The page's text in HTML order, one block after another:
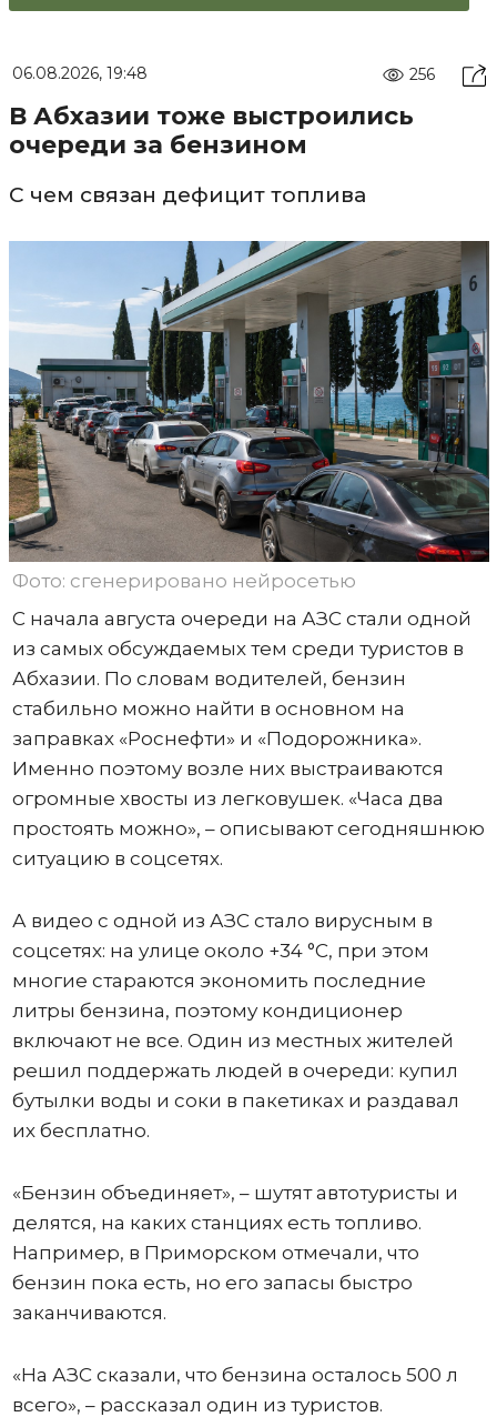
06.08.2026, 19:48 256
В Абхазии тоже выстроились
очереди за бензином
С чем связан дефицит топлива
Фото: сгенерировано нейросетью
С начала августа очереди на АЗС стали одной
из самых обсуждаемых тем среди туристов в
Абхазии. По словам водителей, бензин
стабильно можно найти в основном на
заправках «Роснефти» и «Подорожника».
Именно поэтому возле них выстраиваются
огромные хвосты из легковушек. «Часа два
простоять можно», – описывают сегодняшнюю
ситуацию в соцсетях.
А видео с одной из АЗС стало вирусным в
соцсетях: на улице около +34 °C, при этом
многие стараются экономить последние
литры бензина, поэтому кондиционер
включают не все. Один из местных жителей
решил поддержать людей в очереди: купил
бутылки воды и соки в пакетиках и раздавал
их бесплатно.
«Бензин объединяет», – шутят автотуристы и
делятся, на каких станциях есть топливо.
Например, в Приморском отмечали, что
бензин пока есть, но его запасы быстро
заканчиваются.
«На АЗС сказали, что бензина осталось 500 л
всего», – рассказал один из туристов.